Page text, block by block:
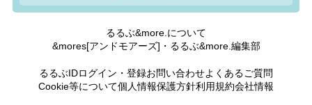
るるぶ&more.について
&mores[アンドモアーズ]・るるぶ&more.編集部
るるぶIDログイン・登録お問い合わせよくあるご質問
Cookie等について個人情報保護方針利用規約会社情報